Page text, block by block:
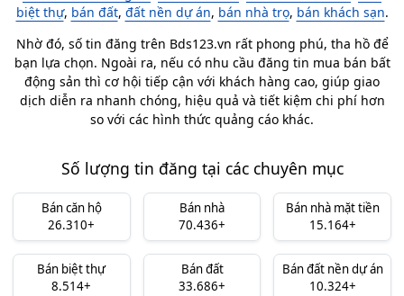
biệt thự, bán đất, đất nền dự án, bán nhà trọ, bán khách sạn.
Nhờ đó, số tin đăng trên Bds123.vn rất phong phú, tha hồ để
bạn lựa chọn. Ngoài ra, nếu có nhu cầu đăng tin mua bán bất
động sản thì cơ hội tiếp cận với khách hàng cao, giúp giao
dịch diễn ra nhanh chóng, hiệu quả và tiết kiệm chi phí hơn
so với các hình thức quảng cáo khác.
Số lượng tin đăng tại các chuyên mục
Bán căn hộ
26.310+
Bán nhà
70.436+
Bán nhà mặt tiền
15.164+
Bán biệt thự
8.514+
Bán đất
33.686+
Bán đất nền dự án
10.324+